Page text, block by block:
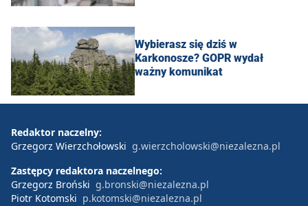
Wybierasz się dziś w
Karkonosze? GOPR wydał
ważny komunikat
Redaktor naczelny:
Grzegorz Wierzchołowski g.wierzcholowski@niezalezna.pl
Zastępcy redaktora naczelnego:
Grzegorz Broński g.bronski@niezalezna.pl
Piotr Kotomski p.kotomski@niezalezna.pl